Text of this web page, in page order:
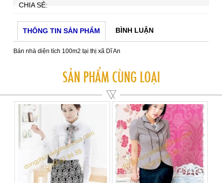
CHIA SẺ:
THÔNG TIN SẢN PHẨM BÌNH LUẬN
Bán nhà diện tích 100m2 tại thị xã Dĩ An
SẢN PHẨM CÙNG LOẠI